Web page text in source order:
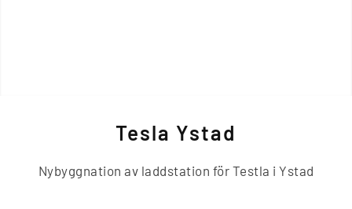
Tesla Ystad
Nybyggnation av laddstation för Testla i Ystad